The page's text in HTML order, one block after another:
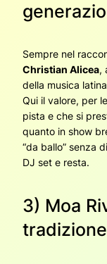
Sempre nel
Christian Alicea,
della musica
Qui il valore, per
pista e che si
quanto in show
“da ballo” senza
DJ set e resta.
3) Moa